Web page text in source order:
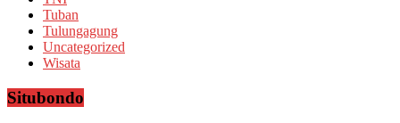
Tuban
Tulungagung
Uncategorized
Wisata
Situbondo